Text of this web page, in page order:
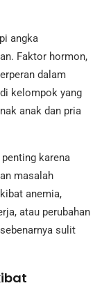
angka
Faktor hormon,
dalam
kelompok yang
anak dan pria
karena
masalah
anemia,
atau perubahan
sulit